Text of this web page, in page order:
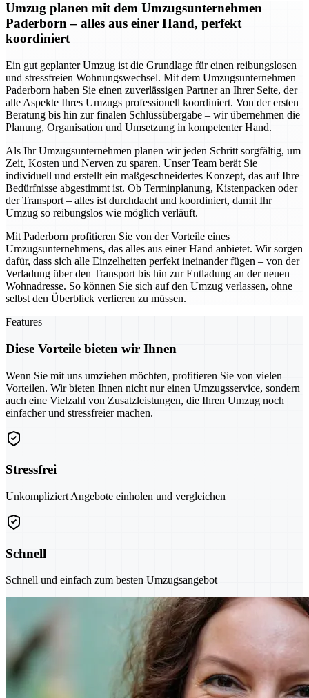
Umzug planen mit dem Umzugsunternehmen
Paderborn – alles aus einer Hand, perfekt
koordiniert
Ein gut geplanter Umzug ist die Grundlage für einen reibungslosen
und stressfreien Wohnungswechsel. Mit dem Umzugsunternehmen
Paderborn haben Sie einen zuverlässigen Partner an Ihrer Seite, der
alle Aspekte Ihres Umzugs professionell koordiniert. Von der ersten
Beratung bis hin zur finalen Schlüssübergabe – wir übernehmen die
Planung, Organisation und Umsetzung in kompetenter Hand.
Als Ihr Umzugsunternehmen planen wir jeden Schritt sorgfältig, um
Zeit, Kosten und Nerven zu sparen. Unser Team berät Sie
individuell und erstellt ein maßgeschneidertes Konzept, das auf Ihre
Bedürfnisse abgestimmt ist. Ob Terminplanung, Kistenpacken oder
der Transport – alles ist durchdacht und koordiniert, damit Ihr
Umzug so reibungslos wie möglich verläuft.
Mit Paderborn profitieren Sie von der Vorteile eines
Umzugsunternehmens, das alles aus einer Hand anbietet. Wir sorgen
dafür, dass sich alle Einzelheiten perfekt ineinander fügen – von der
Verladung über den Transport bis hin zur Entladung an der neuen
Wohnadresse. So können Sie sich auf den Umzug verlassen, ohne
selbst den Überblick verlieren zu müssen.
Features
Diese Vorteile bieten wir Ihnen
Wenn Sie mit uns umziehen möchten, profitieren Sie von vielen
Vorteilen. Wir bieten Ihnen nicht nur einen Umzugsservice, sondern
auch eine Vielzahl von Zusatzleistungen, die Ihren Umzug noch
einfacher und stressfreier machen.
Stressfrei
Unkompliziert Angebote einholen und vergleichen
Schnell
Schnell und einfach zum besten Umzugsangebot